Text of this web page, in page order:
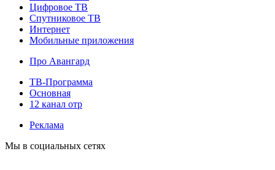
Цифровое ТВ
Спутниковое ТВ
Интернет
Мобильные приложения
Про Авангард
ТВ-Программа
Основная
12 канал отр
Реклама
Мы в социальных сетях